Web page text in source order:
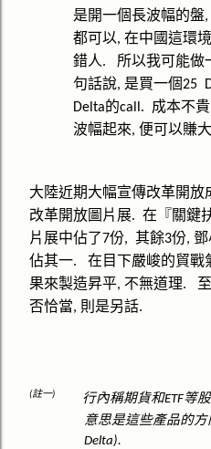
是開一個長波幅的盤,
都可以, 在中國這環境
錯人. 所以我可能做
句話說, 是買一個25
Delta的call. 成本不貴
波幅起來, 便可以賺
大陸近期大幅宣傳改革開放
改革開放圖片展. 在『關鍵
片展中佔了7份, 其餘3份, 鄧
佔其一. 在目下嚴峻的貿戰
果來製造昇平, 不無道理.
否恰當, 則是另話.
(註一) 行內稱期貨和ETF等
意思是這些產品的
Delta).